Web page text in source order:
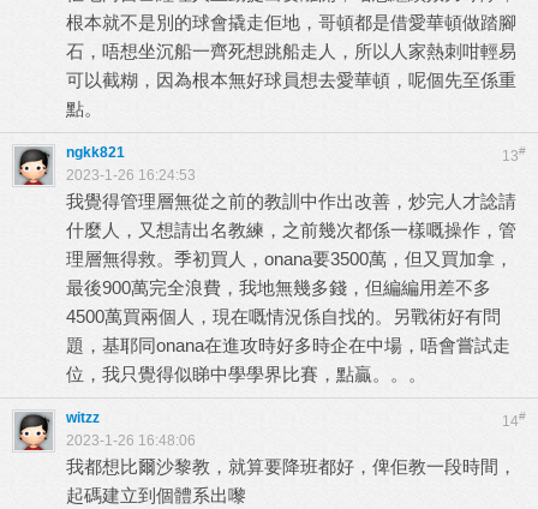
根本就不是別的球會撬走佢地，哥頓都是借愛華頓做踏腳
石，唔想坐沉船一齊死想跳船走人，所以人家熱刺咁輕易
可以截糊，因為根本無好球員想去愛華頓，呢個先至係重
點。
13#
ngkk821
2023-1-26 16:24:53
我覺得管理層無從之前的教訓中作出改善，炒完人才諗請
什麼人，又想請出名教練，之前幾次都係一樣嘅操作，管
理層無得救。季初買人，onana要3500萬，但又買加拿，
最後900萬完全浪費，我地無幾多錢，但編編用差不多
4500萬買兩個人，現在嘅情況係自找的。另戰術好有問
題，基耶同onana在進攻時好多時企在中場，唔會嘗試走
位，我只覺得似睇中學學界比賽，點贏。。。
14#
witzz
2023-1-26 16:48:06
我都想比爾沙黎教，就算要降班都好，俾佢教一段時間，
起碼建立到個體系出嚟